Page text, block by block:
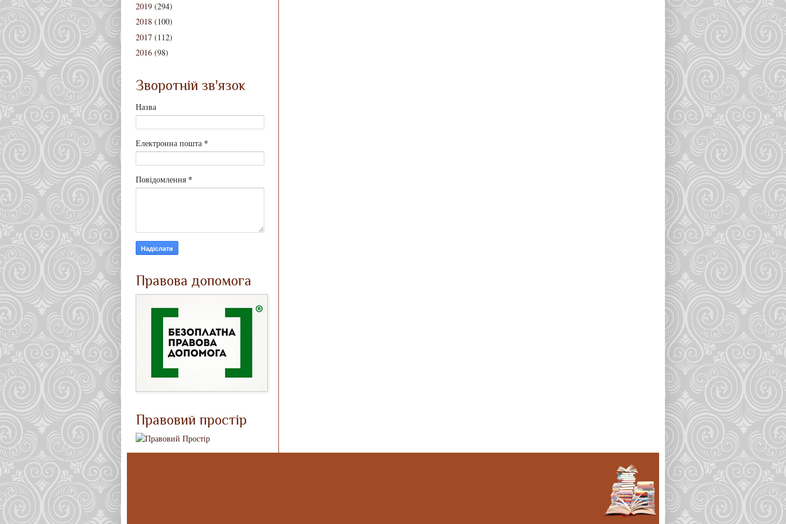
2019 (294)
2018 (100)
2017 (112)
2016 (98)
Зворотній зв'язок
Назва
Електронна пошта *
Повідомлення *
Правова допомога
Правовий простір